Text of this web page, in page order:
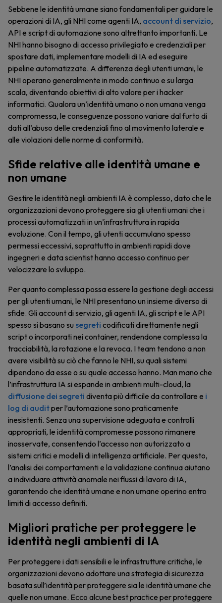
Sebbene le identità umane siano fondamentali per guidare le
operazioni di IA, gli NHI come agenti IA, account di servizio,
API e script di automazione sono altrettanto importanti. Le
NHI hanno bisogno di accesso privilegiato e credenziali per
spostare dati, implementare modelli di IA ed eseguire
pipeline automatizzate. A differenza degli utenti umani, le
NHI operano generalmente in modo continuo e su larga
scala, diventando obiettivi di alto valore per i hacker
informatici. Qualora un’identità umano o non umana venga
compromessa, le conseguenze possono variare dal furto di
dati all’abuso delle credenziali fino al movimento laterale e
alle violazioni delle norme di conformità.
Sfide relative alle identità umane e
non umane
Gestire le identità negli ambienti IA è complesso, dato che le
organizzazioni devono proteggere sia gli utenti umani che i
processi automatizzati in un’infrastruttura in rapida
evoluzione. Con il tempo, gli utenti accumulano spesso
permessi eccessivi, soprattutto in ambienti rapidi dove
ingegneri e data scientist hanno accesso continuo per
velocizzare lo sviluppo.
Per quanto complessa possa essere la gestione degli accessi
per gli utenti umani, le NHI presentano un insieme diverso di
sfide. Gli account di servizio, gli agenti IA, gli script e le API
spesso si basano su segreti codificati direttamente negli
script o incorporati nei container, rendendone complessa la
tracciabilità, la rotazione e la revoca. I team tendono a non
avere visibilità su ciò che fanno le NHI, su quali sistemi
dipendono da esse o su quale accesso hanno. Man mano che
l’infrastruttura IA si espande in ambienti multi-cloud, la
diffusione dei segreti diventa più difficile da controllare e i
log di auditper l’automazione sono praticamente
inesistenti. Senza una supervisione adeguata e controlli
appropriati, le identità compromesse possono rimanere
inosservate, consentendo l’accesso non autorizzato a
sistemi critici e modelli di intelligenza artificiale. Per questo,
l’analisi dei comportamenti e la validazione continua aiutano
a individuare attività anomale nei flussi di lavoro di IA,
garantendo che identità umane e non umane operino entro
limiti di accesso definiti.
Migliori pratiche per proteggere le
identità negli ambienti di IA
Per proteggere i dati sensibili e le infrastrutture critiche, le
organizzazioni devono adottare una strategia di sicurezza
basata sull’identità per proteggere sia le identità umane che
quelle non umane. Ecco alcune best practice per proteggere